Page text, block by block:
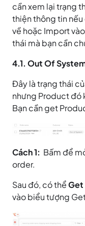
cần xem lại trạng
thiện thông tin
về hoặc Import
thái mà bạn cần
4.1. Out Of
Đây là trạng thái
nhưng Product đó
Bạn cần get
Cách 1: Bấm để
order.
Sau đó, có thểGet
vào biểu tượng